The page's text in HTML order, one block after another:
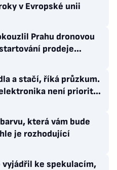
v Evropské unii
Prahu dronovou
prodeje
a stačí, říká průzkum.
není prioritou
která vám bude
je rozhodující
vyjádřil ke spekulacím,